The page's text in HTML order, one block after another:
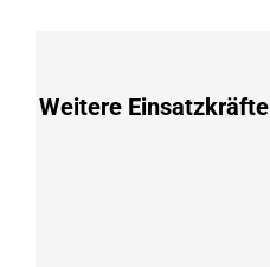
Weitere Einsatzkräfte